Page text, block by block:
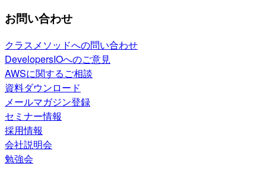
お問い合わせ
クラスメソッドへの問い合わせ
DevelopersIOへのご意見
AWSに関するご相談
資料ダウンロード
メールマガジン登録
セミナー情報
採用情報
会社説明会
勉強会